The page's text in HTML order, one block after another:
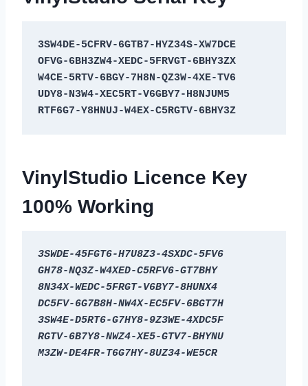
3SW4DE-5CFRV-6GTB7-HYZ34S-XW7DCE
OFVG-6BH3ZW4-XEDC-5FRVGT-6BHY3ZX
W4CE-5RTV-6BGY-7H8N-QZ3W-4XE-TV6
UDY8-N3W4-XEC5RT-V6GBY7-H8NJUM5
RTF6G7-Y8HNUJ-W4EX-C5RGTV-6BHY3Z
VinylStudio Licence Key
100% Working
3SWDE-45FGT6-H7U8Z3-4SXDC-5FV6
GH78-NQ3Z-W4XED-C5RFV6-GT7BHY
8N34X-WEDC-5FRGT-V6BY7-8HUNX4
DC5FV-6G7B8H-NW4X-EC5FV-6BGT7H
3SW4E-D5RT6-G7HY8-9Z3WE-4XDC5F
RGTV-6B7Y8-NWZ4-XE5-GTV7-BHYNU
M3ZW-DE4FR-T6G7HY-8UZ34-WE5CR